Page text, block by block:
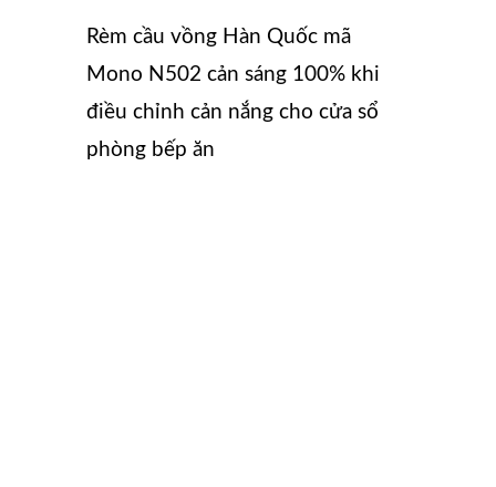
Rèm cầu vồng Hàn Quốc mã
Mono N502 cản sáng 100% khi
điều chỉnh cản nắng cho cửa sổ
phòng bếp ăn